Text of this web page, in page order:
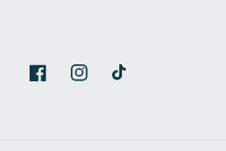
FacebookInstagramTikTok